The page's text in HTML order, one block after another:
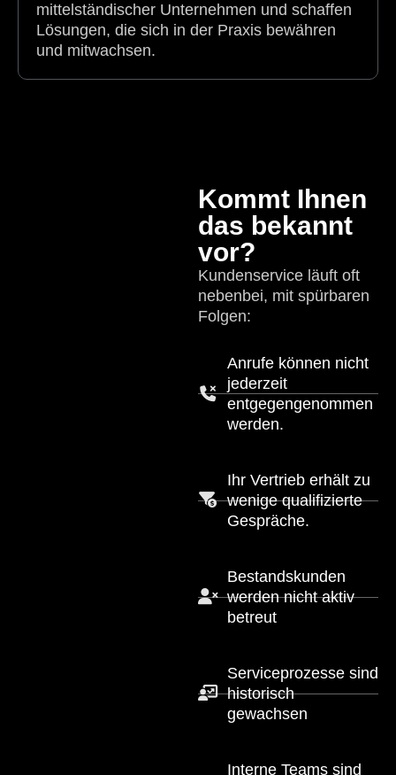
mittelständischer Unternehmen und schaffen
Lösungen, die sich in der Praxis bewähren
und mitwachsen.
Kommt Ihnen
das bekannt
vor?
Kundenservice läuft oft
nebenbei, mit spürbaren
Folgen:
Anrufe können nicht
jederzeit
entgegengenommen
werden.
Ihr Vertrieb erhält zu
wenige qualifizierte
Gespräche.
Bestandskunden
werden nicht aktiv
betreut
Serviceprozesse sind
historisch
gewachsen
Interne Teams sind